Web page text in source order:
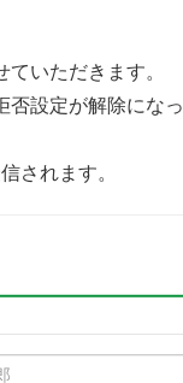
いただきます。
設定が解除にな
されます。